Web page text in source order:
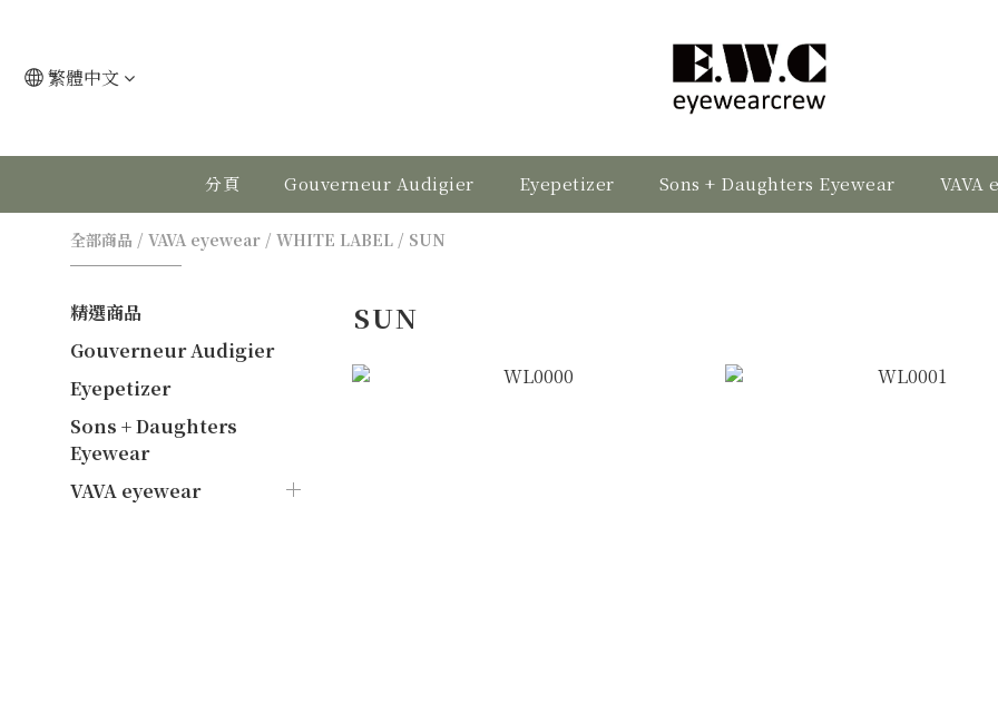
繁體中文
分頁 Gouverneur Audigier Eyepetizer Sons + Daughters Eyewear VAVA
全部商品 / VAVA eyewear / WHITE LABEL / SUN
精選商品
Gouverneur Audigier
Eyepetizer
Sons + Daughters
Eyewear
VAVA eyewear
SUN